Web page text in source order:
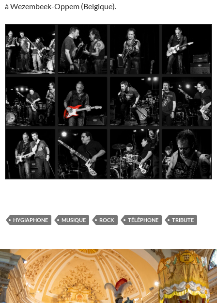
à Wezembeek-Oppem (Belgique).
HYGIAPHONE MUSIQUE ROCK TÉLÉPHONE TRIBUTE